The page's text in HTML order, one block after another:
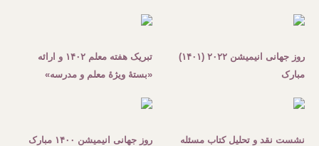
روز جهانی انیمیشن ۲۰۲۲ (۱۴۰۱)
مبارک
تبریک هفته معلم ۱۴۰۲ و ارائه
«بستۀ ویژۀ معلم و مدرسه»
نشست نقد و تحلیل کتاب مسئله
روز جهانی انیمیشن ۱۴۰۰ مبارک